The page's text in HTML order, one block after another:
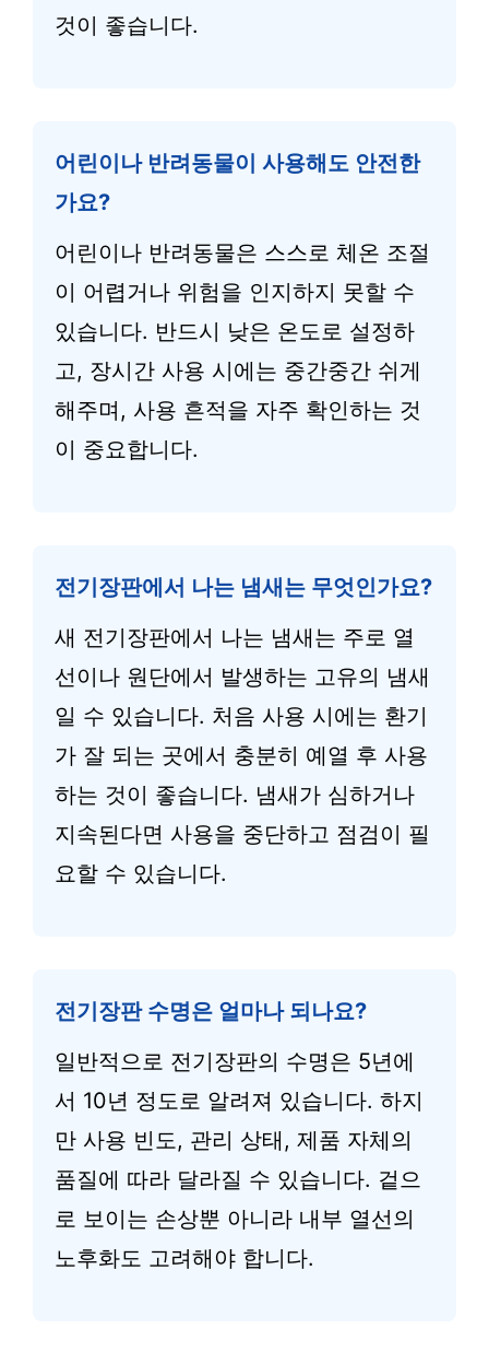
것이 좋습니다.
어린이나 반려동물이 사용해도 안전한
가요?
어린이나 반려동물은 스스로 체온 조절
이 어렵거나 위험을 인지하지 못할 수
있습니다. 반드시 낮은 온도로 설정하
고, 장시간 사용 시에는 중간중간 쉬게
해주며, 사용 흔적을 자주 확인하는 것
이 중요합니다.
전기장판에서 나는 냄새는 무엇인가요?
새 전기장판에서 나는 냄새는 주로 열
선이나 원단에서 발생하는 고유의 냄새
일 수 있습니다. 처음 사용 시에는 환기
가 잘 되는 곳에서 충분히 예열 후 사용
하는 것이 좋습니다. 냄새가 심하거나
지속된다면 사용을 중단하고 점검이 필
요할 수 있습니다.
전기장판 수명은 얼마나 되나요?
일반적으로 전기장판의 수명은 5년에
서 10년 정도로 알려져 있습니다. 하지
만 사용 빈도, 관리 상태, 제품 자체의
품질에 따라 달라질 수 있습니다. 겉으
로 보이는 손상뿐 아니라 내부 열선의
노후화도 고려해야 합니다.